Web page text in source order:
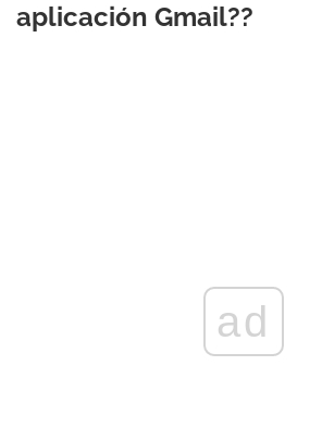
aplicación Gmail??
ad